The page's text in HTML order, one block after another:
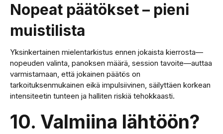
Nopeat päätökset – pieni
muistilista
Yksinkertainen mielentarkistus ennen jokaista kierrosta—
nopeuden valinta, panoksen määrä, session tavoite—auttaa
varmistamaan, että jokainen päätös on
tarkoituksenmukainen eikä impulsiivinen, säilyttäen korkean
intensiteetin tunteen ja halliten riskiä tehokkaasti.
10. Valmiina lähtöön?